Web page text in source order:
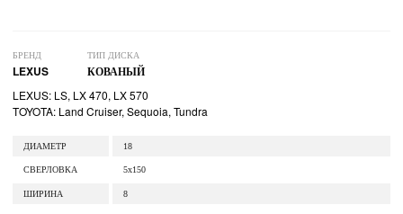
БРЕНД
LEXUS
ТИП ДИСКА
КОВАНЫЙ
LEXUS: LS, LX 470, LX 570
TOYOTA: Land Cruiser, Sequoia, Tundra
ДИАМЕТР 18
СВЕРЛОВКА 5x150
ШИРИНА 8